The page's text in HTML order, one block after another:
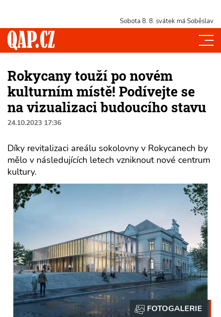
Sobota 8. 8. svátek má Soběslav
Rokycany touží po novém
kulturním místě! Podívejte se
na vizualizaci budoucího stavu
24.10.2023 17:36
Díky revitalizaci areálu sokolovny v Rokycanech by
mělo v následujících letech vzniknout nové centrum
kultury.